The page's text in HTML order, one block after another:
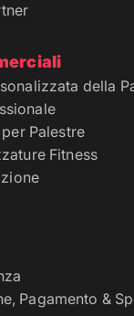
della
Palestre
Fitness
Pagamento &